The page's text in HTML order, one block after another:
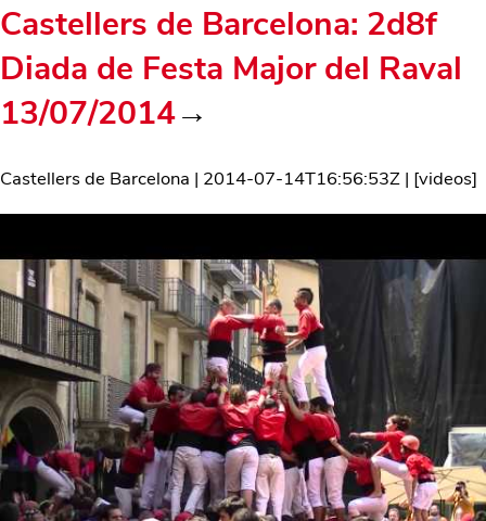
Castellers de Barcelona: 2d8f
Diada de Festa Major del Raval
13/07/2014→
Castellers de Barcelona | 2014-07-14T16:56:53Z | [videos]